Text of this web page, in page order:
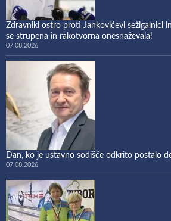
Zdravniki ostro proti Jankovićevi sežigalnici
se strupena in rakotvorna onesnaževala!
07.08.2026
Dan, ko je ustavno sodišče odkrito postalo
07.08.2026